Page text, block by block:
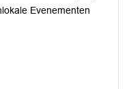
Evenementen